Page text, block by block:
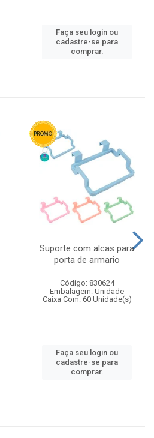
Faça seu login ou
cadastre-se para
comprar.
Suporte com alcas para
porta de armario
Código: 830624
Embalagem: Unidade
Caixa Com: 60 Unidade(s)
Faça seu login ou
cadastre-se para
comprar.